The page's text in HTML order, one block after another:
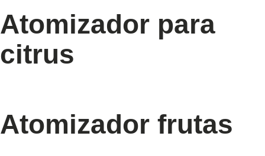
Atomizador para
citrus
Atomizador frutas